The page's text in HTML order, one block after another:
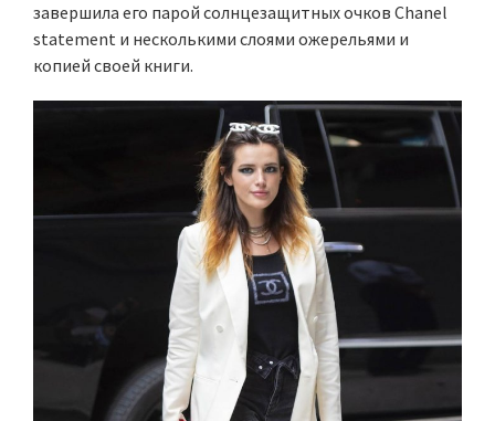
завершила его парой солнцезащитных очков Chanel
statement и несколькими слоями ожерельями и
копией своей книги.